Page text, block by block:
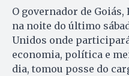
O governador de Goiás,
na noite do último
Unidos onde
economia, política e
dia, tomou posse do